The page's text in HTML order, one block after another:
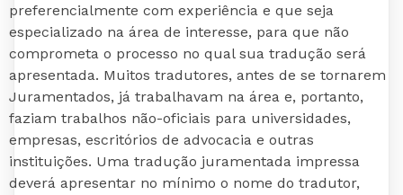
preferencialmente com experiência e que seja
especializado na área de interesse, para que não
comprometa o processo no qual sua tradução será
apresentada. Muitos tradutores, antes de se tornarem
Juramentados, já trabalhavam na área e, portanto,
faziam trabalhos não-oficiais para universidades,
empresas, escritórios de advocacia e outras
instituições. Uma tradução juramentada impressa
deverá apresentar no mínimo o nome do tradutor,